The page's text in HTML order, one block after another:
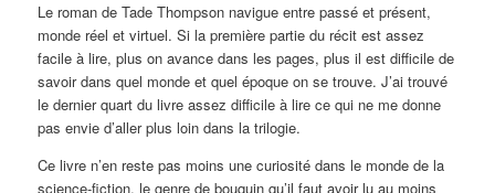
Le roman de Tade Thompson navigue entre passé et présent,
monde réel et virtuel. Si la première partie du récit est assez
facile à lire, plus on avance dans les pages, plus il est difficile de
savoir dans quel monde et quel époque on se trouve. J’ai trouvé
le dernier quart du livre assez difficile à lire ce qui ne me donne
pas envie d’aller plus loin dans la trilogie.
Ce livre n’en reste pas moins une curiosité dans le monde de la
science-fiction, le genre de bouquin qu’il faut avoir lu au moins